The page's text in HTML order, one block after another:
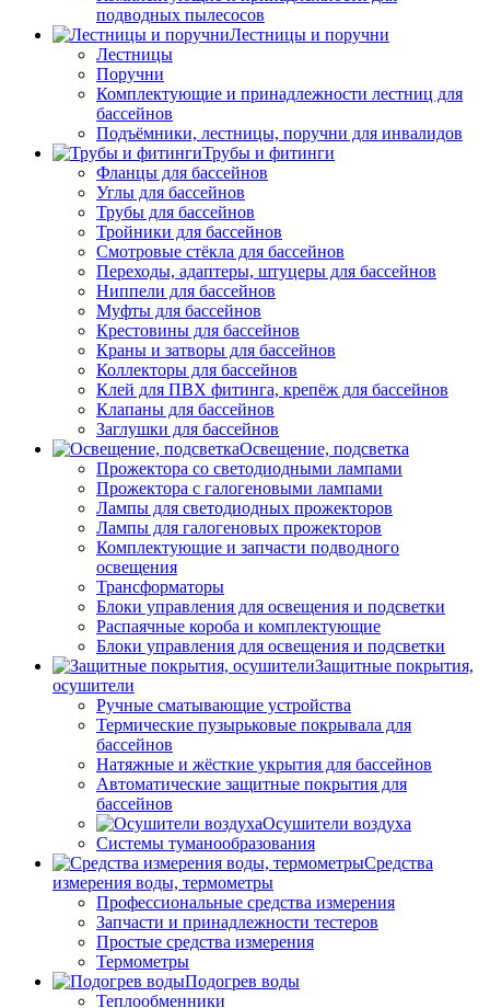
подводных пылесосов
Лестницы и поручни
Лестницы
Поручни
Комплектующие и принадлежности лестниц для
бассейнов
Подъёмники, лестницы, поручни для инвалидов
Трубы и фитинги
Фланцы для бассейнов
Углы для бассейнов
Трубы для бассейнов
Тройники для бассейнов
Смотровые стёкла для бассейнов
Переходы, адаптеры, штуцеры для бассейнов
Ниппели для бассейнов
Муфты для бассейнов
Крестовины для бассейнов
Краны и затворы для бассейнов
Коллекторы для бассейнов
Клей для ПВХ фитинга, крепёж для бассейнов
Клапаны для бассейнов
Заглушки для бассейнов
Освещение, подсветка
Прожектора со светодиодными лампами
Прожектора с галогеновыми лампами
Лампы для светодиодных прожекторов
Лампы для галогеновых прожекторов
Комплектующие и запчасти подводного
освещения
Трансформаторы
Блоки управления для освещения и подсветки
Распаячные короба и комплектующие
Блоки управления для освещения и подсветки
Защитные покрытия,
осушители
Ручные сматывающие устройства
Термические пузырьковые покрывала для
бассейнов
Натяжные и жёсткие укрытия для бассейнов
Автоматические защитные покрытия для
бассейнов
Осушители воздуха
Системы туманообразования
Средства
измерения воды, термометры
Профессиональные средства измерения
Запчасти и принадлежности тестеров
Простые средства измерения
Термометры
Подогрев воды
Теплообменники